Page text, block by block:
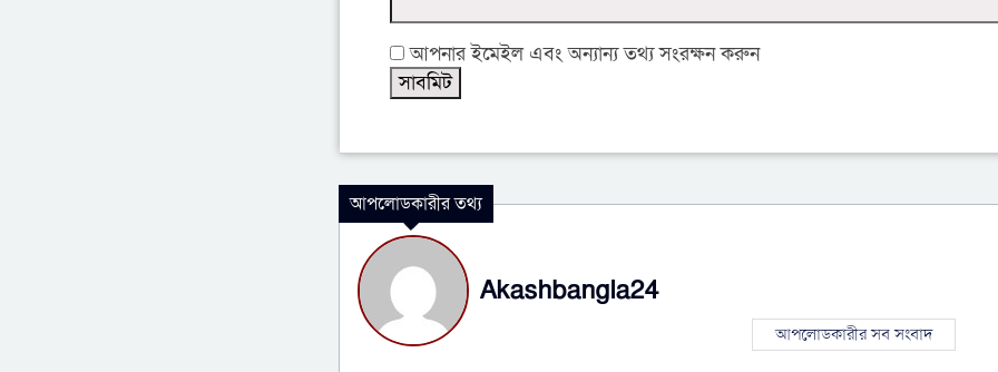
আপনার ইমেইল এবং অন্যান্য তথ্য সংরক্ষন করুন
আপলোডকারীর তথ্য
Akashbangla24
আপলোডকারীর সব সংবাদ